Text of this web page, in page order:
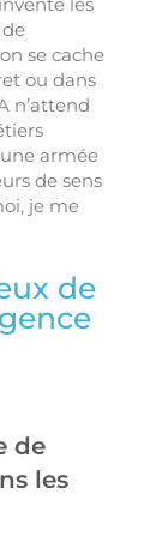
se cache
ou dans
n’attend
armée
de sens
je me
de
de
les